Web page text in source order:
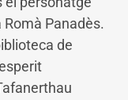
Panadès.
de